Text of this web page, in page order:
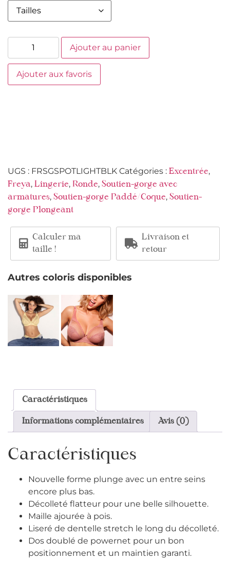
Ajouter au panier
Ajouter aux favoris
UGS : FRSGSPOTLIGHTBLK Catégories : Excentrée,
Freya, Lingerie, Ronde, Soutien-gorge avec
armatures, Soutien-gorge Paddé/Coque, Soutien-
gorge Plongeant
Calculer ma
taille !
Livraison et
retour
Autres coloris disponibles
Caractéristiques
Informations complémentaires Avis (0)
Caractéristiques
Nouvelle forme plunge avec un entre seins
encore plus bas.
Décolleté flatteur pour une belle silhouette.
Maille ajourée à pois.
Liseré de dentelle stretch le long du décolleté.
Dos doublé de powernet pour un bon
positionnement et un maintien garanti.